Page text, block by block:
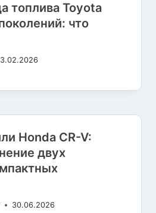
топлива Toyota
что
Honda CR-V:
двух
30.06.2026